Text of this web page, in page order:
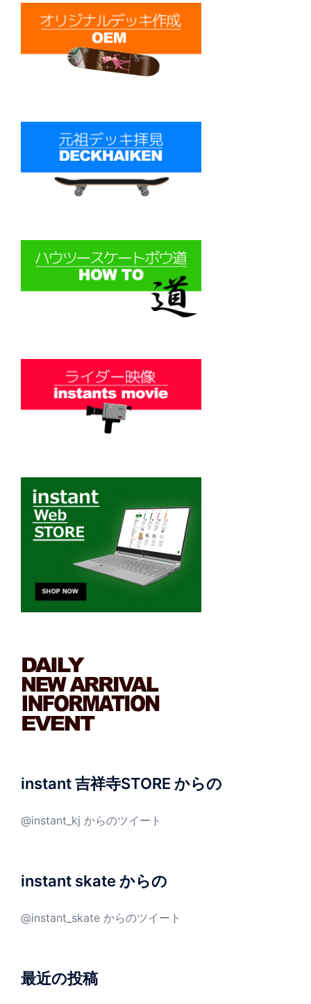
instant 吉祥寺STORE からの
@instant_kj からのツイート
instant skate からの
@instant_skate からのツイート
最近の投稿